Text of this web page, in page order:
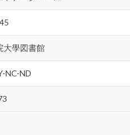
大學図書館
NC-ND